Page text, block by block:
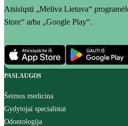
Atsisiųsti „Meliva Lietuva“
Store“ arba „Google Play“.
PASLAUGOS
Šeimos medicina
Gydytojai specialistai
Odontologija